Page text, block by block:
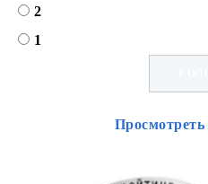
2
1
Просмотреть